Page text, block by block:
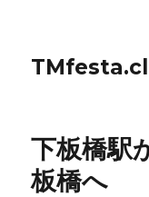
下板橋駅
板橋へ